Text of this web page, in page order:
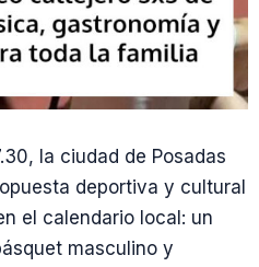
la ciudad de Posadas
deportiva y cultural
el calendario local: un
masculino y